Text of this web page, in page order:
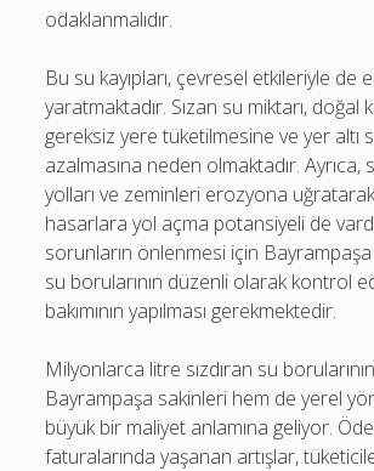
odaklanmalıdır.
Bu su kayıpları, çevresel etkileriyle de
yaratmaktadır. Sızan su miktarı, doğal
gereksiz yere tüketilmesine ve yer altı
azalmasına neden olmaktadır. Ayrıca,
yolları ve zeminleri erozyona
hasarlara yol açma potansiyeli de
sorunların önlenmesi için
su borularının düzenli olarak kontrol
bakımının yapılması gerekmektedir.
Milyonlarca litre sızdıran su
Bayrampaşa sakinleri hem de yerel
büyük bir maliyet anlamına geliyor.
faturalarında yaşanan artışlar,